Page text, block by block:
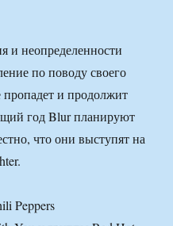
и неопределенности
по поводу своего
и продолжит
год Blur планируют
что они выступят на
Peppers